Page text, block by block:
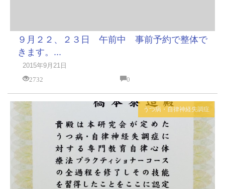
９月２２、２３日 午前中 事前予約で整体で
きます。...
2015年9月21日
2732
0
うつ病・自律神経失調症